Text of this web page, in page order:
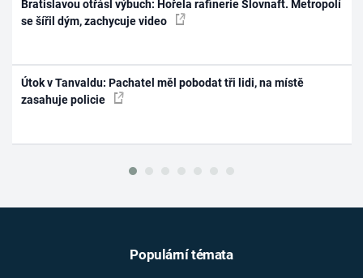
Bratislavou otřásl výbuch: Hořela rafinerie Slovnaft. Metropolí
se šířil dým, zachycuje video
Útok v Tanvaldu: Pachatel měl pobodat tři lidi, na místě
zasahuje policie
Populární témata